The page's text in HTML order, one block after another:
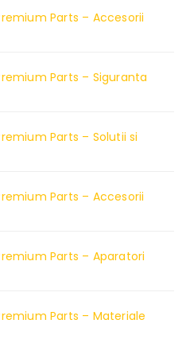
Parts – Accesorii
Parts – Siguranta
Parts – Solutii si
Parts – Accesorii
Parts – Aparatori
Parts – Materiale